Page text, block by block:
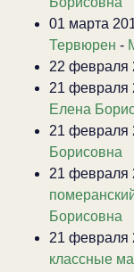
01 марта
Тервюрен -
22 февраля
21 февраля
Елена
21 февраля
Борисовна
21 февраля
Борисовна
21 февраля
классные